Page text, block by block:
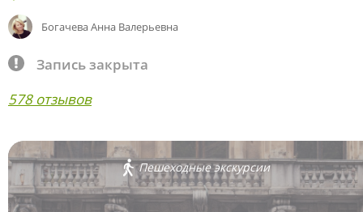
Богачева Анна Валерьевна
Запись закрыта
578 отзывов
Пешеходные экскурсии